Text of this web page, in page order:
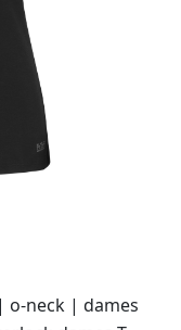
| o-neck | dames